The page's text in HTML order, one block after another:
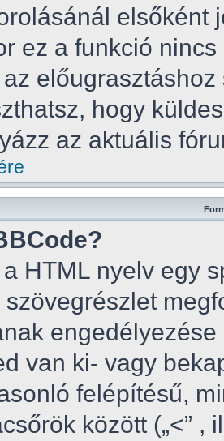
elsőként
ez a funkció
hogy
az aktuális
HTML nyelv egy
van ki- vagy
felépítésű,
között („<” ,